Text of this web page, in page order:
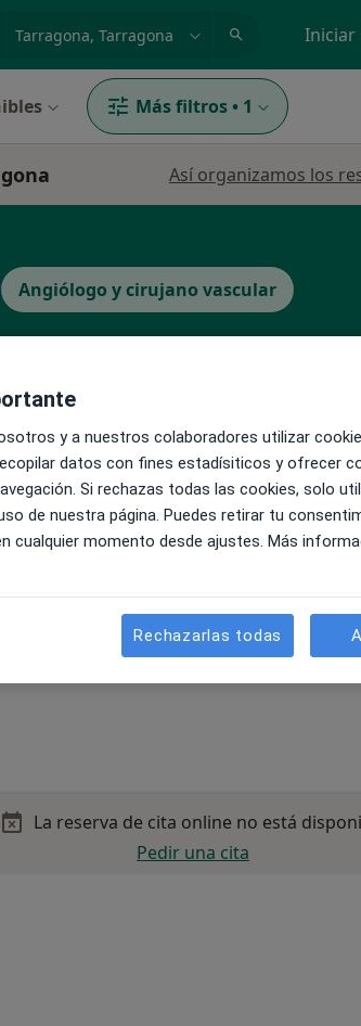
Iniciar
Más filtros • 1
Así organizamos los
Angiólogo y cirujano vascular
La reserva de cita online no está
Pedir una cita
La reserva de cita online no está
Pedir una cita
y a nuestros colaboradores utilizar
datos con fines estadísiticos y ofrecer
Si rechazas todas las cookies, solo
de nuestra página. Puedes retirar tu
cualquier momento desde ajustes. Más
Rechazarlas todas